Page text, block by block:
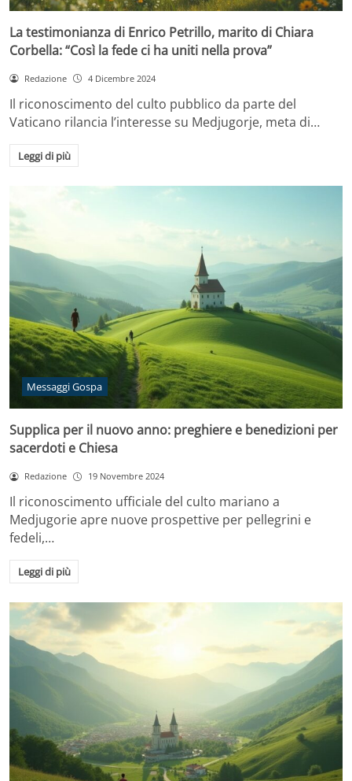
La testimonianza di Enrico Petrillo, marito di Chiara
Corbella: “Così la fede ci ha uniti nella prova”
Redazione 4 Dicembre 2024
Il riconoscimento del culto pubblico da parte del
Vaticano rilancia l’interesse su Medjugorje, meta di…
Leggi di più
Messaggi Gospa
Supplica per il nuovo anno: preghiere e benedizioni per
sacerdoti e Chiesa
Redazione 19 Novembre 2024
Il riconoscimento ufficiale del culto mariano a
Medjugorie apre nuove prospettive per pellegrini e
fedeli,…
Leggi di più